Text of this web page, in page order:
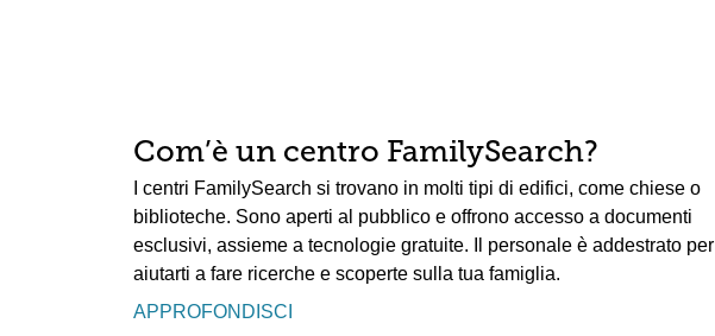
Com’è un centro FamilySearch?
I centri FamilySearch si trovano in molti tipi di edifici, come chiese o
biblioteche. Sono aperti al pubblico e offrono accesso a documenti
esclusivi, assieme a tecnologie gratuite. Il personale è addestrato per
aiutarti a fare ricerche e scoperte sulla tua famiglia.
APPROFONDISCI